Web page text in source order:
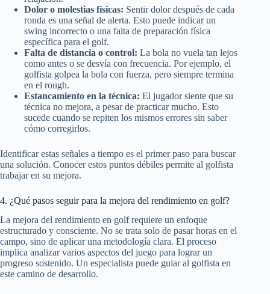
Dolor o molestias físicas: Sentir dolor después de cada
ronda es una señal de alerta. Esto puede indicar un
swing incorrecto o una falta de preparación física
específica para el golf.
Falta de distancia o control: La bola no vuela tan lejos
como antes o se desvía con frecuencia. Por ejemplo, el
golfista golpea la bola con fuerza, pero siempre termina
en el rough.
Estancamiento en la técnica: El jugador siente que su
técnica no mejora, a pesar de practicar mucho. Esto
sucede cuando se repiten los mismos errores sin saber
cómo corregirlos.
Identificar estas señales a tiempo es el primer paso para buscar
una solución. Conocer estos puntos débiles permite al golfista
trabajar en su mejora.
4. ¿Qué pasos seguir para la mejora del rendimiento en golf?
La mejora del rendimiento en golf requiere un enfoque
estructurado y consciente. No se trata solo de pasar horas en el
campo, sino de aplicar una metodología clara. El proceso
implica analizar varios aspectos del juego para lograr un
progreso sostenido. Un especialista puede guiar al golfista en
este camino de desarrollo.